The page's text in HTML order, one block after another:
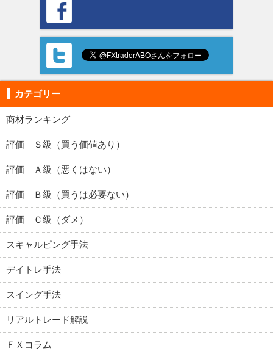
カテゴリー
商材ランキング
評価 Ｓ級（買う価値あり）
評価 Ａ級（悪くはない）
評価 Ｂ級（買うは必要ない）
評価 Ｃ級（ダメ）
スキャルピング手法
デイトレ手法
スイング手法
リアルトレード解説
ＦＸコラム